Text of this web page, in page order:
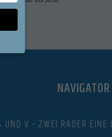
NAVIGATOR
UND V – ZWEI RÄDER EINE
Sie